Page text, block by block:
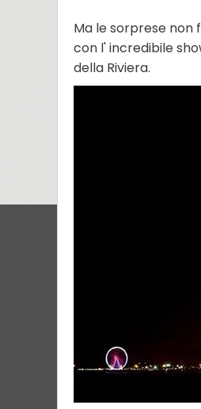
Ma le sorprese non
con l' incredibile
della Riviera.